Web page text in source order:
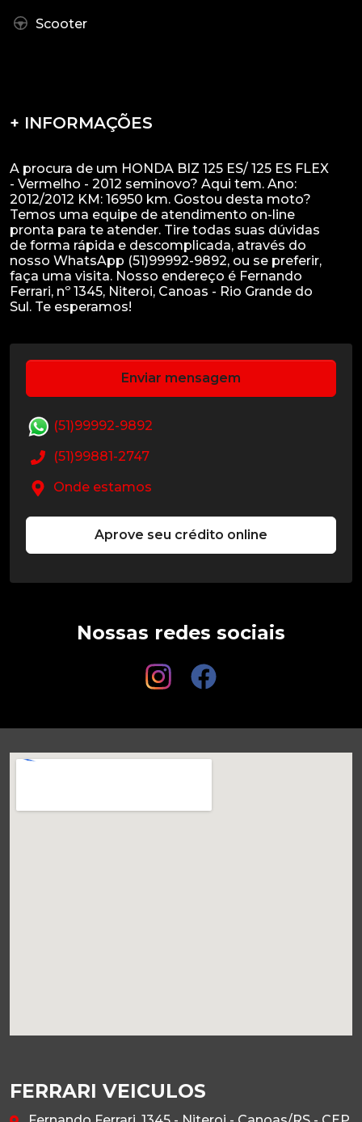
Scooter
+ INFORMAÇÕES
A procura de um HONDA BIZ 125 ES/ 125 ES FLEX
- Vermelho - 2012 seminovo? Aqui tem. Ano:
2012/2012 KM: 16950 km. Gostou desta moto?
Temos uma equipe de atendimento on-line
pronta para te atender. Tire todas suas dúvidas
de forma rápida e descomplicada, através do
nosso WhatsApp (51)99992-9892, ou se preferir,
faça uma visita. Nosso endereço é Fernando
Ferrari, nº 1345, Niteroi, Canoas - Rio Grande do
Enviar mensagem
(51)99992-9892
(51)99881-2747
Onde estamos
Aprove seu crédito online
Nossas redes sociais
FERRARI VEICULOS